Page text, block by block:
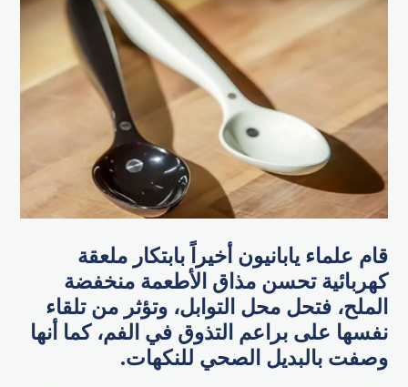
قام علماء يابانيون أخيراً بابتكار ملعقة
كهربائية تحسن مذاق الأطعمة منخفضة
الملح، فتحل محل التوابل، وتؤثر من تلقاء
نفسها على براعم التذوق في الفم، كما أنها
وصفت بالبديل الصحي للنكهات.